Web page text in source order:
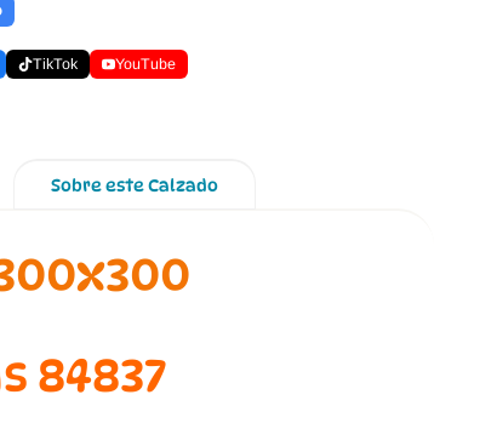
TikTok YouTube
Sobre este Calzado
84837